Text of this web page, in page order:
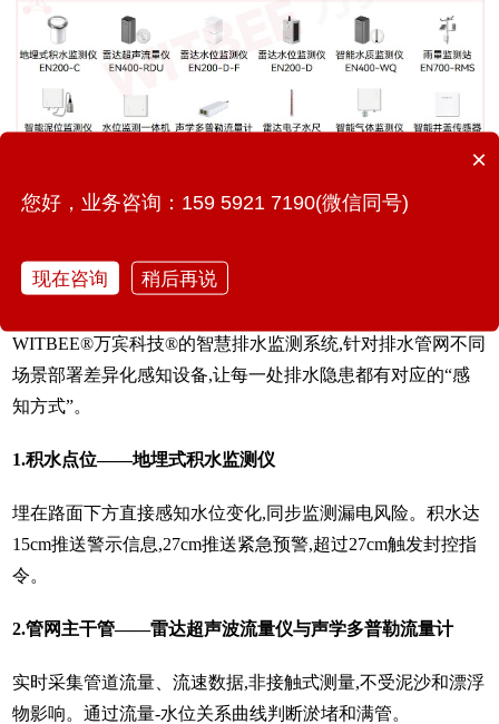
三、智慧排水监测系统
WITBEE®万宾科技®的智慧排水监测系统,针对排水管网不同
场景部署差异化感知设备,让每一处排水隐患都有对应的“感
知方式”。
1.积水点位——地埋式积水监测仪
埋在路面下方直接感知水位变化,同步监测漏电风险。积水达
15cm推送警示信息,27cm推送紧急预警,超过27cm触发封控指
令。
2.管网主干管——雷达超声波流量仪与声学多普勒流量计
实时采集管道流量、流速数据,非接触式测量,不受泥沙和漂浮
物影响。通过流量-水位关系曲线判断淤堵和满管。
×
您好，业务咨询：159 5921 7190(微信同号)
现在咨询 稍后再说